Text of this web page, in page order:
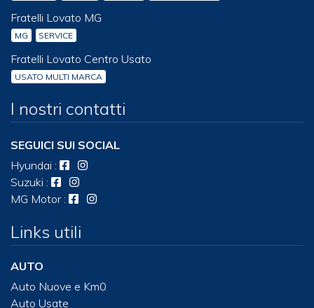
Fratelli Lovato MG
MG SERVICE
Fratelli Lovato Centro Usato
USATO MULTI MARCA
I nostri contatti
SEGUICI SUI SOCIAL
Hyundai :
Suzuki :
MG Motor :
Links utili
AUTO
Auto Nuove e Km0
Auto Usate